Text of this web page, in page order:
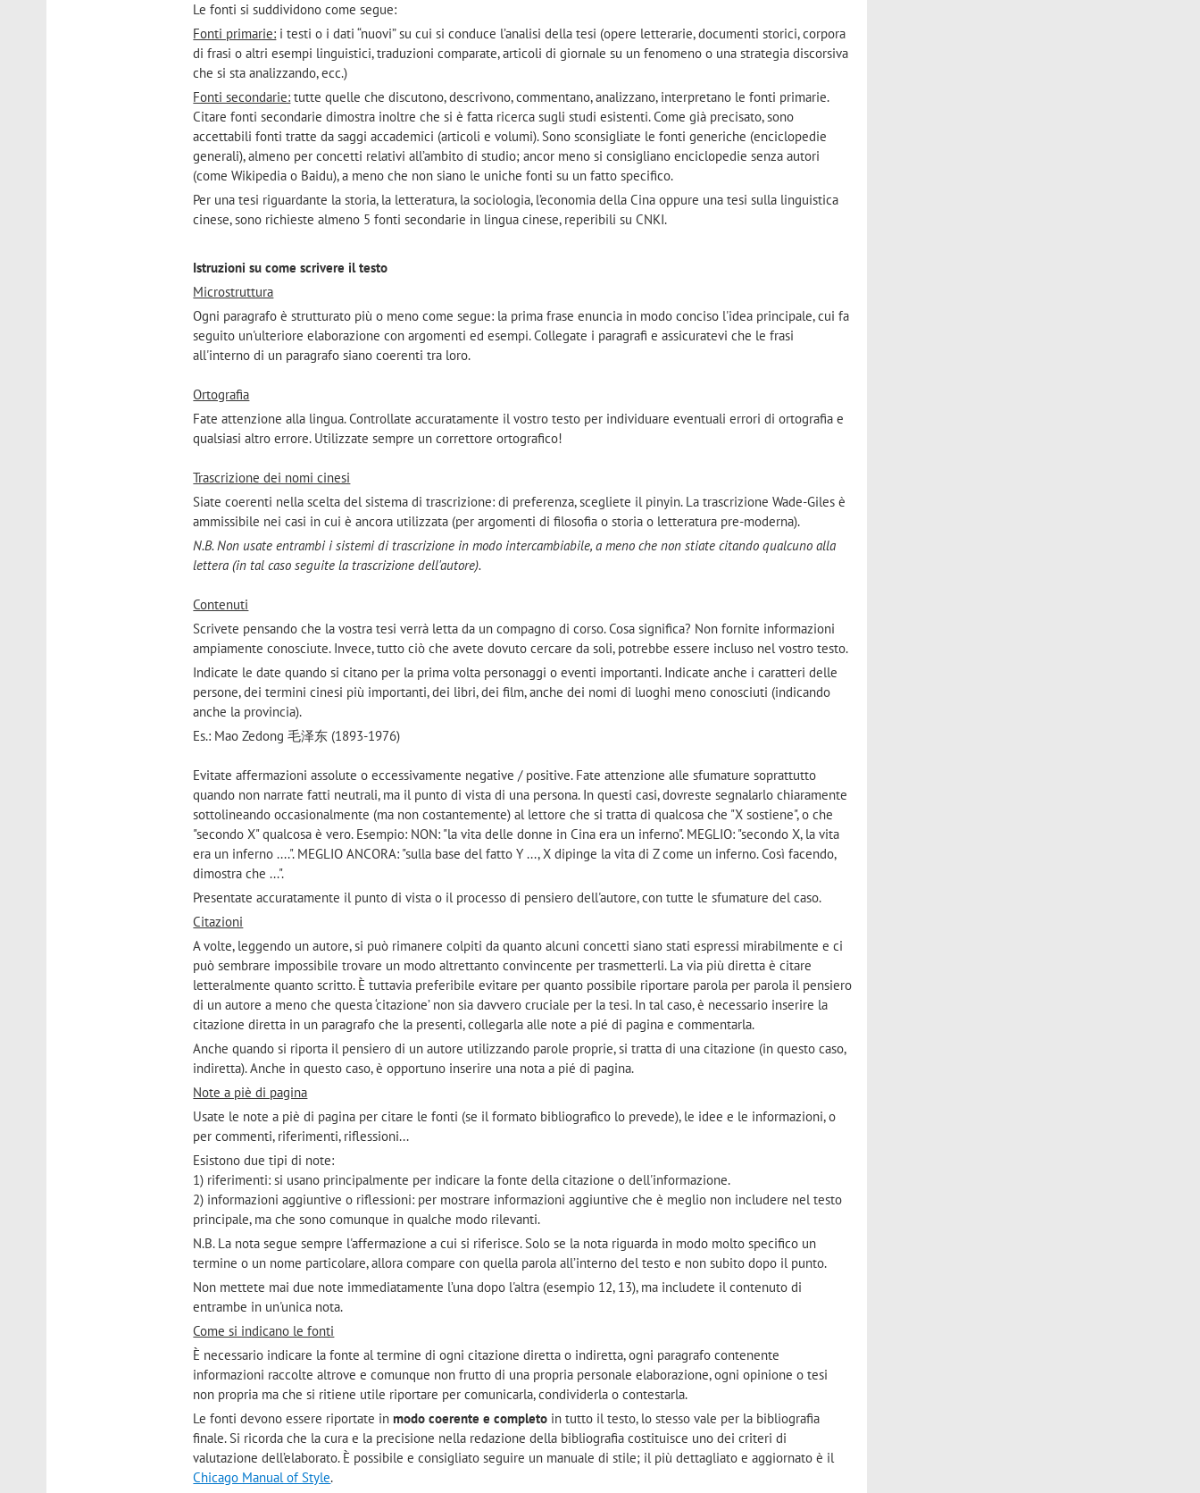
Le fonti si suddividono come segue:
Fonti primarie: i testi o i dati “nuovi” su cui si conduce l’analisi della tesi (opere letterarie, documenti storici, corpora
di frasi o altri esempi linguistici, traduzioni comparate, articoli di giornale su un fenomeno o una strategia discorsiva
che si sta analizzando, ecc.)
Fonti secondarie: tutte quelle che discutono, descrivono, commentano, analizzano, interpretano le fonti primarie.
Citare fonti secondarie dimostra inoltre che si è fatta ricerca sugli studi esistenti. Come già precisato, sono
accettabili fonti tratte da saggi accademici (articoli e volumi). Sono sconsigliate le fonti generiche (enciclopedie
generali), almeno per concetti relativi all’ambito di studio; ancor meno si consigliano enciclopedie senza autori
(come Wikipedia o Baidu), a meno che non siano le uniche fonti su un fatto specifico.
Per una tesi riguardante la storia, la letteratura, la sociologia, l’economia della Cina oppure una tesi sulla linguistica
cinese, sono richieste almeno 5 fonti secondarie in lingua cinese, reperibili su CNKI.
Istruzioni su come scrivere il testo
Microstruttura
Ogni paragrafo è strutturato più o meno come segue: la prima frase enuncia in modo conciso l'idea principale, cui fa
seguito un'ulteriore elaborazione con argomenti ed esempi. Collegate i paragrafi e assicuratevi che le frasi
all'interno di un paragrafo siano coerenti tra loro.
Ortografia
Fate attenzione alla lingua. Controllate accuratamente il vostro testo per individuare eventuali errori di ortografia e
qualsiasi altro errore. Utilizzate sempre un correttore ortografico!
Trascrizione dei nomi cinesi
Siate coerenti nella scelta del sistema di trascrizione: di preferenza, scegliete il pinyin. La trascrizione Wade-Giles è
ammissibile nei casi in cui è ancora utilizzata (per argomenti di filosofia o storia o letteratura pre-moderna).
N.B. Non usate entrambi i sistemi di trascrizione in modo intercambiabile, a meno che non stiate citando qualcuno alla
lettera (in tal caso seguite la trascrizione dell'autore).
Contenuti
Scrivete pensando che la vostra tesi verrà letta da un compagno di corso. Cosa significa? Non fornite informazioni
ampiamente conosciute. Invece, tutto ciò che avete dovuto cercare da soli, potrebbe essere incluso nel vostro testo.
Indicate le date quando si citano per la prima volta personaggi o eventi importanti. Indicate anche i caratteri delle
persone, dei termini cinesi più importanti, dei libri, dei film, anche dei nomi di luoghi meno conosciuti (indicando
anche la provincia).
Es.: Mao Zedong 毛泽东 (1893-1976)
Evitate affermazioni assolute o eccessivamente negative / positive. Fate attenzione alle sfumature soprattutto
quando non narrate fatti neutrali, ma il punto di vista di una persona. In questi casi, dovreste segnalarlo chiaramente
sottolineando occasionalmente (ma non costantemente) al lettore che si tratta di qualcosa che "X sostiene", o che
"secondo X" qualcosa è vero. Esempio: NON: "la vita delle donne in Cina era un inferno". MEGLIO: "secondo X, la vita
era un inferno ....". MEGLIO ANCORA: "sulla base del fatto Y ..., X dipinge la vita di Z come un inferno. Così facendo,
dimostra che ...".
Presentate accuratamente il punto di vista o il processo di pensiero dell'autore, con tutte le sfumature del caso.
Citazioni
A volte, leggendo un autore, si può rimanere colpiti da quanto alcuni concetti siano stati espressi mirabilmente e ci
può sembrare impossibile trovare un modo altrettanto convincente per trasmetterli. La via più diretta è citare
letteralmente quanto scritto. È tuttavia preferibile evitare per quanto possibile riportare parola per parola il pensiero
di un autore a meno che questa ‘citazione’ non sia davvero cruciale per la tesi. In tal caso, è necessario inserire la
citazione diretta in un paragrafo che la presenti, collegarla alle note a pié di pagina e commentarla.
Anche quando si riporta il pensiero di un autore utilizzando parole proprie, si tratta di una citazione (in questo caso,
indiretta). Anche in questo caso, è opportuno inserire una nota a pié di pagina.
Note a piè di pagina
Usate le note a piè di pagina per citare le fonti (se il formato bibliografico lo prevede), le idee e le informazioni, o
per commenti, riferimenti, riflessioni...
Esistono due tipi di note:
1) riferimenti: si usano principalmente per indicare la fonte della citazione o dell'informazione.
2) informazioni aggiuntive o riflessioni: per mostrare informazioni aggiuntive che è meglio non includere nel testo
principale, ma che sono comunque in qualche modo rilevanti.
N.B. La nota segue sempre l'affermazione a cui si riferisce. Solo se la nota riguarda in modo molto specifico un
termine o un nome particolare, allora compare con quella parola all’interno del testo e non subito dopo il punto.
Non mettete mai due note immediatamente l’una dopo l'altra (esempio 12, 13), ma includete il contenuto di
entrambe in un'unica nota.
Come si indicano le fonti
È necessario indicare la fonte al termine di ogni citazione diretta o indiretta, ogni paragrafo contenente
informazioni raccolte altrove e comunque non frutto di una propria personale elaborazione, ogni opinione o tesi
non propria ma che si ritiene utile riportare per comunicarla, condividerla o contestarla.
Le fonti devono essere riportate inmodo coerente e completo in tutto il testo, lo stesso vale per la bibliografia
finale. Si ricorda che la cura e la precisione nella redazione della bibliografia costituisce uno dei criteri di
valutazione dell’elaborato. È possibile e consigliato seguire un manuale di stile; il più dettagliato e aggiornato è il
Chicago Manual of Style.